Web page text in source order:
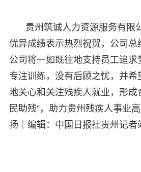
贵州筑诚人力资源服务有限
优异成绩表示热烈祝贺，公司总
公司将一如既往地支持员工追求
专注训练，没有后顾之忧，并希
地关心和关注残疾人就业，形成
民助残”，助力贵州残疾人事业
扬｜编辑：中国日报社贵州记者